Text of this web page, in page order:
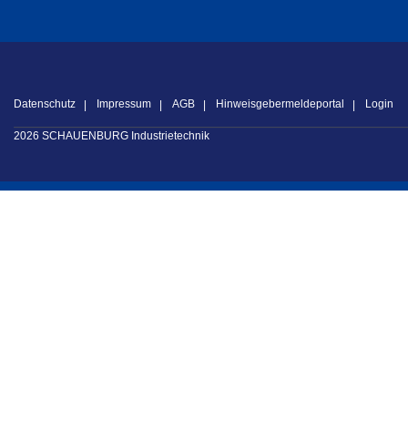
Datenschutz Impressum AGB Hinweisgebermeldeportal Login
2026 SCHAUENBURG Industrietechnik